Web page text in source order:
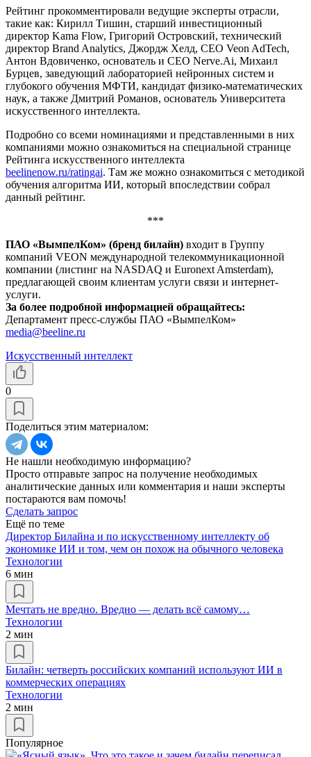
Рейтинг прокомментировали ведущие эксперты отрасли,
такие как: Кирилл Тишин, старший инвестиционный
директор Kama Flow, Григорий Островский, технический
директор Brand Analytics, Джордж Хелд, CEO Veon AdTech,
Антон Вдовиченко, основатель и CEO Nerve.Ai, Михаил
Бурцев, заведующий лабораторией нейронных систем и
глубокого обучения МФТИ, кандидат физико-математических
наук, а также Дмитрий Романов, основатель Университета
искусственного интеллекта.
Подробно со всеми номинациями и представленными в них
компаниями можно ознакомиться на специальной странице
Рейтинга искусственного интеллекта
beelinenow.ru/ratingai. Там же можно ознакомиться с методикой
обучения алгоритма ИИ, который впоследствии собрал
данный рейтинг.
***
ПАО «ВымпелКом» (бренд билайн) входит в Группу
компаний VEON международной телекоммуникационной
компании (листинг на NASDAQ и Euronext Amsterdam),
предлагающей своим клиентам услуги связи и интернет-
услуги.
За более подробной информацией обращайтесь:
Департамент пресс-службы ПАО «ВымпелКом»
media@beeline.ru
Искусственный интеллект
0
Поделиться этим материалом:
Не нашли необходимую информацию?
Просто отправьте запрос на получение необходимых
аналитические данных или комментария и наши эксперты
постараются вам помочь!
Сделать запрос
Ещё по теме
Директор Билайна и по искусственному интеллекту об
экономике ИИ и том, чем он похож на обычного человека
Технологии
6 мин
Мечтать не вредно. Вредно — делать всё самому…
Технологии
2 мин
Билайн: четверть российских компаний используют ИИ в
коммерческих операциях
Технологии
2 мин
Популярное